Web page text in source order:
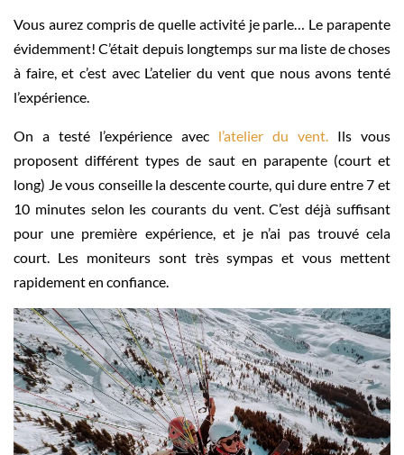
Vous aurez compris de quelle activité je parle… Le parapente
évidemment! C’était depuis longtemps sur ma liste de choses
à faire, et c’est avec L’atelier du vent que nous avons tenté
l’expérience.
On a testé l’expérience avec l’atelier du vent. Ils vous
proposent différent types de saut en parapente (court et
long) Je vous conseille la descente courte, qui dure entre 7 et
10 minutes selon les courants du vent. C’est déjà suffisant
pour une première expérience, et je n’ai pas trouvé cela
court. Les moniteurs sont très sympas et vous mettent
rapidement en confiance.